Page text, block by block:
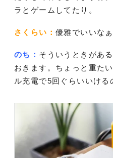
ラとゲームしてたり。
さくらい： 優雅でいいな
のち： そういうときがあ
おきます。ちょっと重た
ル充電で5回ぐらいいける